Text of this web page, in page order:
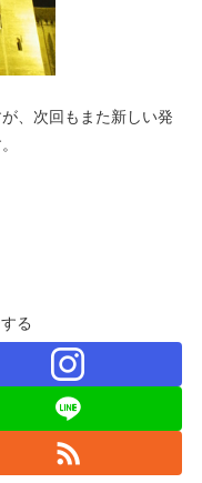
、次回もまた新しい発
る